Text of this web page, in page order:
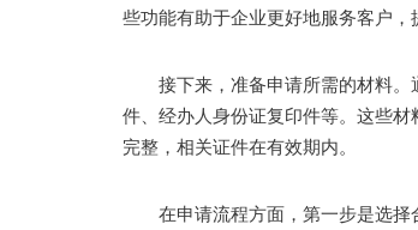
些功能有助于企业更好地服务客户，
接下来，准备申请所需的材料。
件、经办人身份证复印件等。这些材
完整，相关证件在有效期内。
在申请流程方面，第一步是选择